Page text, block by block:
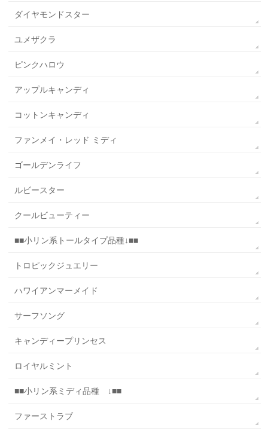
ダイヤモンドスター
ユメザクラ
ピンクハロウ
アップルキャンディ
コットンキャンディ
ファンメイ・レッド ミディ
ゴールデンライフ
ルビースター
クールビューティー
■■小リン系トールタイプ品種↓■■
トロピックジュエリー
ハワイアンマーメイド
サーフソング
キャンディープリンセス
ロイヤルミント
■■小リン系ミディ品種 ↓■■
ファーストラブ